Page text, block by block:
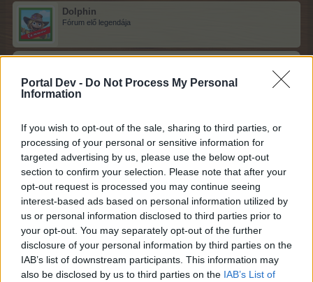
Portal Dev - Do Not Process My Personal
Information
If you wish to opt-out of the sale, sharing to third parties, or
processing of your personal or sensitive information for
targeted advertising by us, please use the below opt-out
section to confirm your selection. Please note that after your
opt-out request is processed you may continue seeing
interest-based ads based on personal information utilized by
us or personal information disclosed to third parties prior to
your opt-out. You may separately opt-out of the further
disclosure of your personal information by third parties on the
IAB’s list of downstream participants. This information may
also be disclosed by us to third parties on the IAB’s List of
Dolphin
Fórum elő legendája
Sziasztok
egyik kedvenc eventem. Most kicsit háttérbe került ugyan a TOP
miatt, de tegnap sikerült befejezni. Azt elárulná valaki, hogy most
melyik volt az új pálya? Az előzőnél régebbi pályákkal
játszottam le, és most nem tudtam eldönteni.
Szia,
Cincogi irodája az új helyszín neve.
Gratulálok a befejezéshez és hajrá a TOP-on.
26.11.25
hóóvirág,GA-BI-O-Farm,vihenceésmég 1 emberkedveli ezt.